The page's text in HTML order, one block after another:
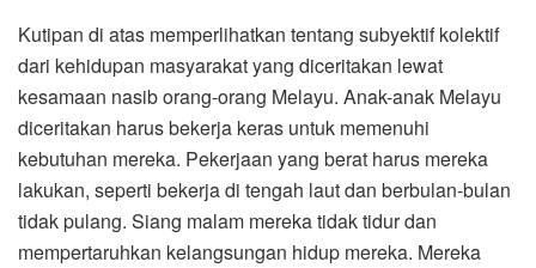
Kutipan di atas memperlihatkan tentang subyektif kolektif
dari kehidupan masyarakat yang diceritakan lewat
kesamaan nasib orang-orang Melayu. Anak-anak Melayu
diceritakan harus bekerja keras untuk memenuhi
kebutuhan mereka. Pekerjaan yang berat harus mereka
lakukan, seperti bekerja di tengah laut dan berbulan-bulan
tidak pulang. Siang malam mereka tidak tidur dan
mempertaruhkan kelangsungan hidup mereka. Mereka